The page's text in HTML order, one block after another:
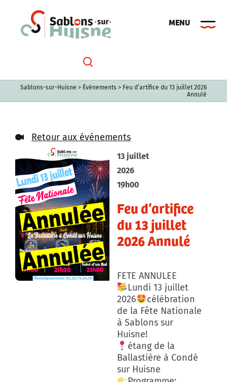
Sablons-sur-Huisne > Évènements > Feu d’artifice du 13 juillet 2026
Annulé
Retour aux événements
13 juillet
2026
19h00
Feu d’artifice
du 13 juillet
2026 Annulé
FETE ANNULEE
Lundi 13 juillet
2026
célébration
de la Fête Nationale
à Sablons sur
Huisne!
étang de la
Ballastière à Condé
sur Huisne